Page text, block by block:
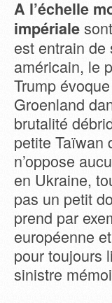
A l’échelle
impériale
est entrain de
américain, le
Trump
Groenland
brutalité
petite Taïwan
n’oppose
en Ukraine,
pas un petit
prend par
européenne
pour toujours
sinistre